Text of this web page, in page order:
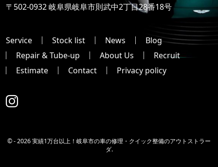
〒502-0932 岐阜県岐阜市則武中2丁目28番18号
Service Stock list News
Blog
Repair & Tube-up
About Us
Recruit
Estimate
Contact Privacy policy
© -2026 実績1万台以上！岐阜市の車の修理・クイック整備のアウトストラー
ダ.